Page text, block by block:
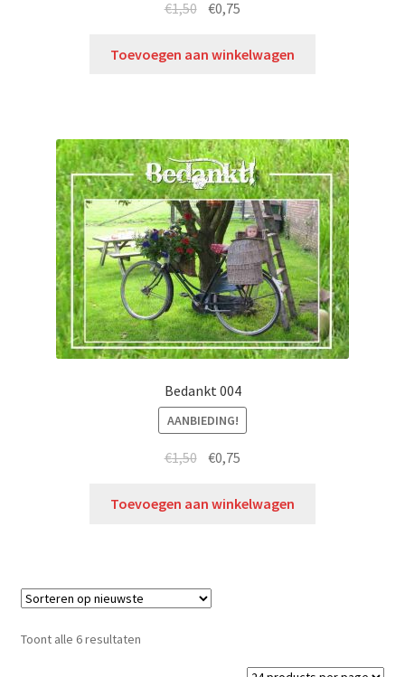
€1,50 €0,75
Toevoegen aan winkelwagen
Bedankt 004
AANBIEDING!
€1,50 €0,75
Toevoegen aan winkelwagen
Toont alle 6 resultaten